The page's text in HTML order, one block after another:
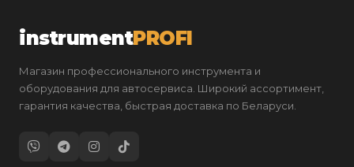
instrumentPROFI
Магазин профессионального инструмента и
оборудования для автосервиса. Широкий ассортимент,
гарантия качества, быстрая доставка по Беларуси.